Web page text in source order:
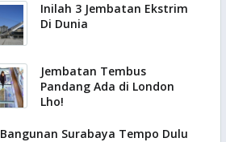
Inilah 3 Jembatan Ekstrim
Di Dunia
Jembatan Tembus
Pandang Ada di London
Lho!
Bangunan Surabaya Tempo Dulu